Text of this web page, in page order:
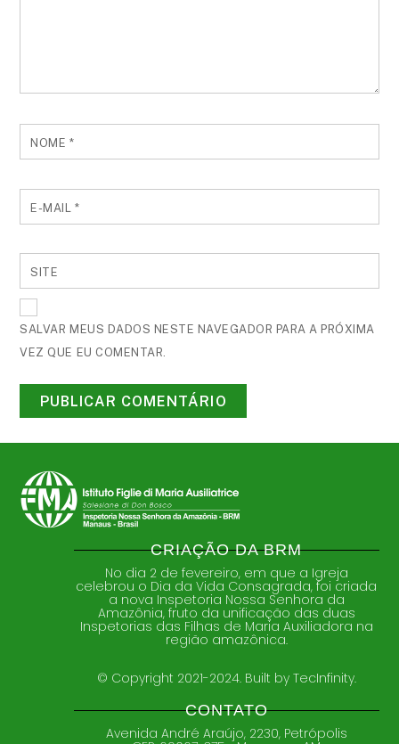
NOME *
E-MAIL *
SITE
SALVAR MEUS DADOS NESTE NAVEGADOR PARA A PRÓXIMA
VEZ QUE EU COMENTAR.
CRIAÇÃO DA BRM
No dia 2 de fevereiro, em que a Igreja
celebrou o Dia da Vida Consagrada, foi criada
a nova Inspetoria Nossa Senhora da
Amazônia, fruto da unificação das duas
Inspetorias das Filhas de Maria Auxiliadora na
região amazônica.
© Copyright 2021-2024. Built by TecInfinity.
CONTATO
Avenida André Araújo, 2230, Petrópolis